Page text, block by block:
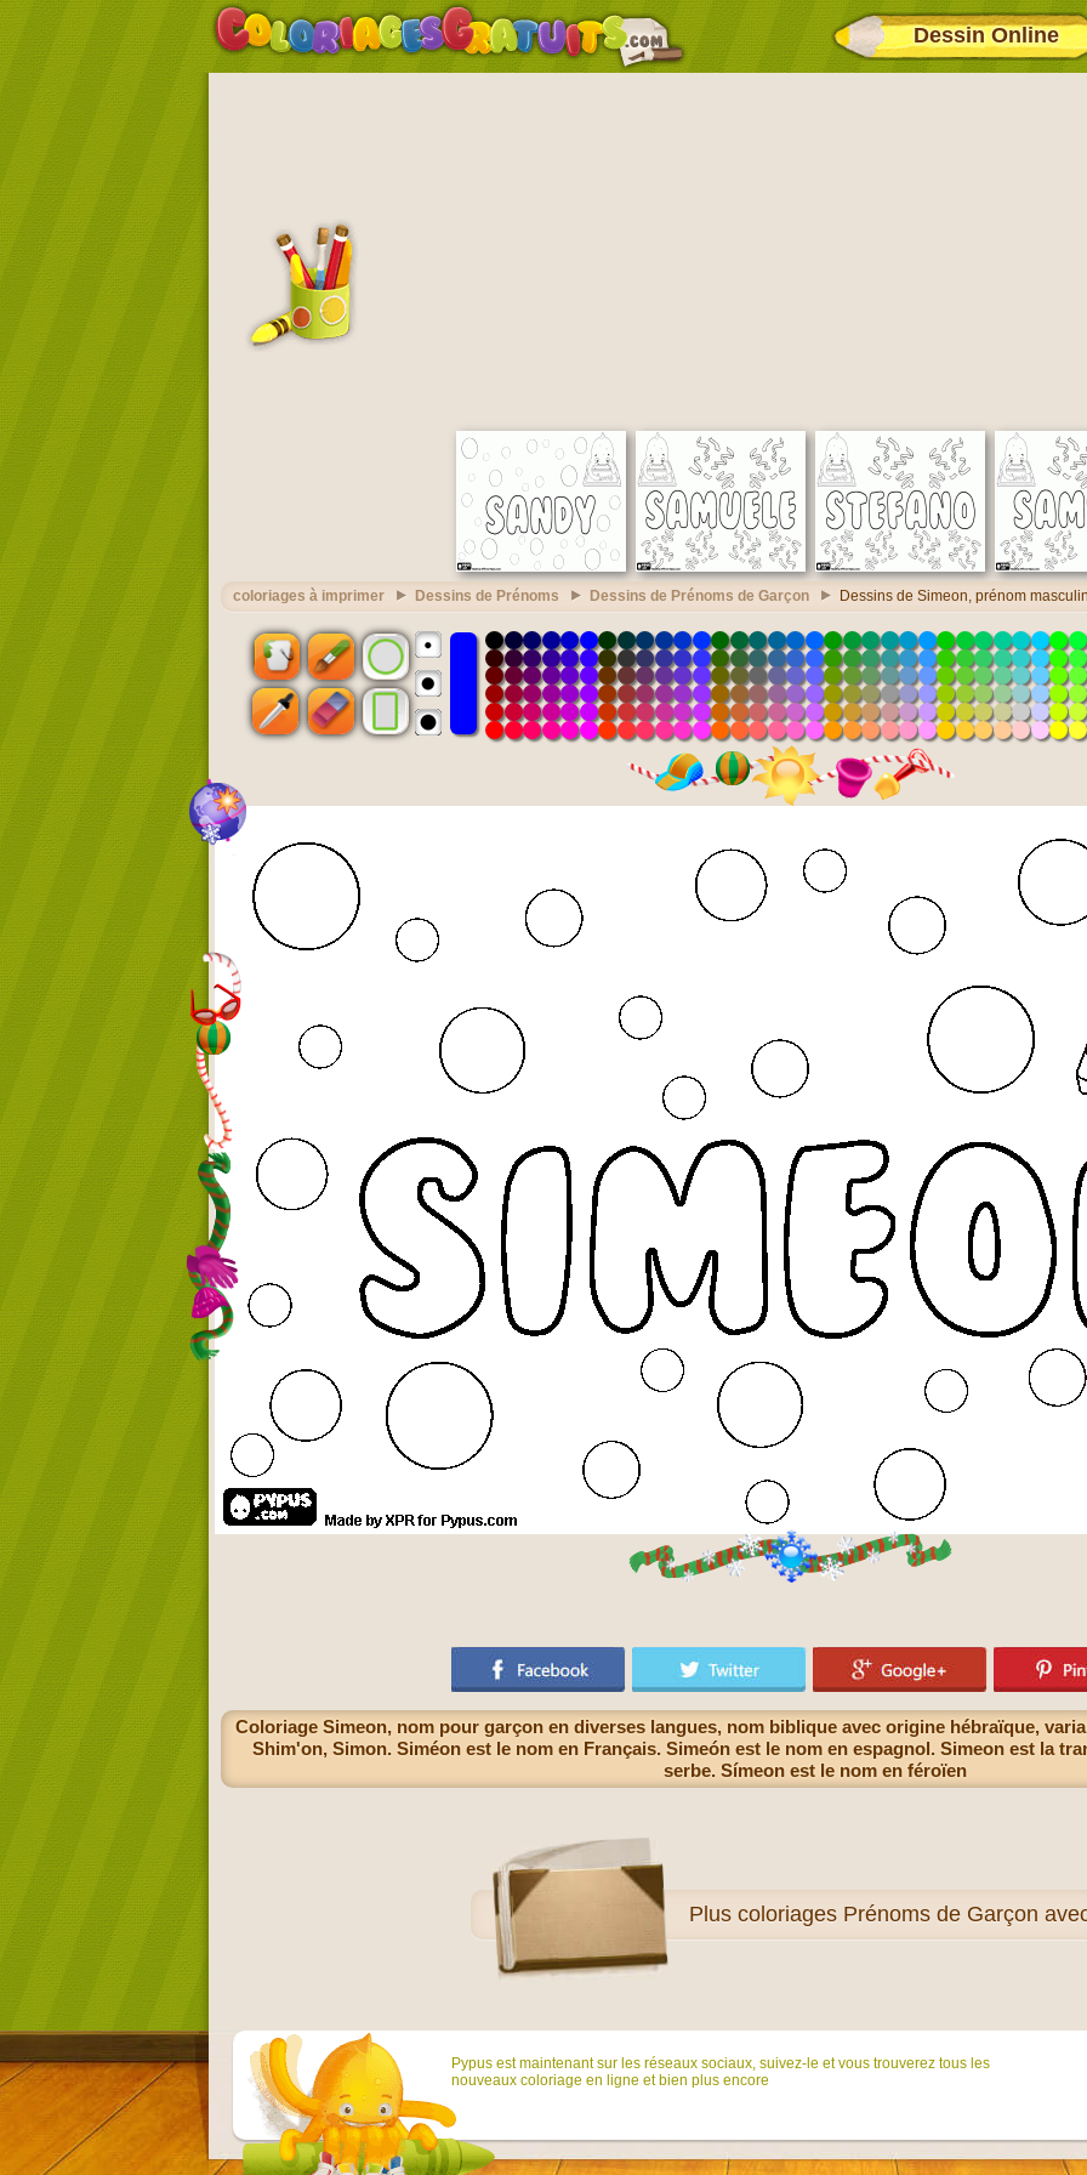
Dessin Online
coloriages à imprimer Dessins de Prénoms Dessins de Prénoms de Garçon Dessins de Simeon, prénom
Coloriage Simeon, nom pour garçon en diverses langues, nom biblique avec origine hébraïque,
Shim'on, Simon. Siméon est le nom en Français. Simeón est le nom en espagnol. Simeon est la
serbe. Símeon est le nom en féroïen
Plus coloriages Prénoms de Garçon
Pypus est maintenant sur ​​les réseaux sociaux, suivez-le et vous trouverez tous les
nouveaux coloriage en ligne et bien plus encore